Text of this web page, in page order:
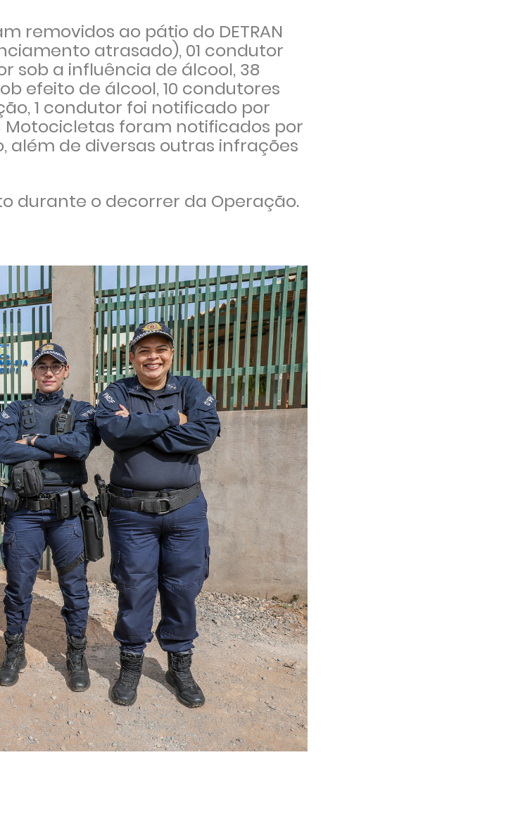
removidos ao pátio do DETRAN
atrasado), 01 condutor
sob a influência de álcool, 38
efeito de álcool, 10 condutores
1 condutor foi notificado por
Motocicletas foram notificados por
de diversas outras infrações
durante o decorrer da Operação.